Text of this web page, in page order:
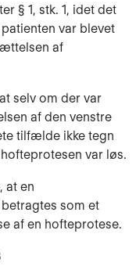
§ 1, stk. 1, idet det
var blevet
af
selv om der var
af den venstre
tilfælde ikke tegn
var løs.
at en
som et
af en hofteprotese.